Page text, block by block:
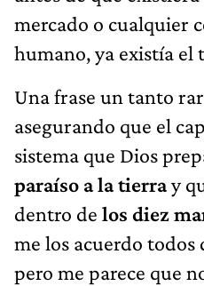
mercado o cualquier
humano, ya existía el
Una frase un tanto
asegurando que el
sistema que Dios
paraíso a la tierray
dentro de los diez
me los acuerdo
pero me parece que